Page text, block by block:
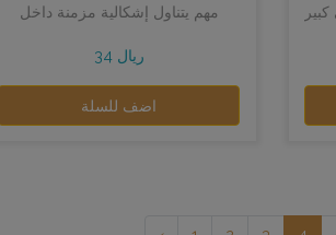
مهم يتناول إشكالية مزمنة داخل
34 ريال
اضف للسلة